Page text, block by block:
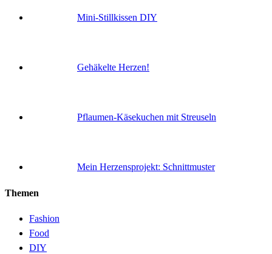
Mini-Stillkissen DIY
Gehäkelte Herzen!
Pflaumen-Käsekuchen mit Streuseln
Mein Herzensprojekt: Schnittmuster
Themen
Fashion
Food
DIY